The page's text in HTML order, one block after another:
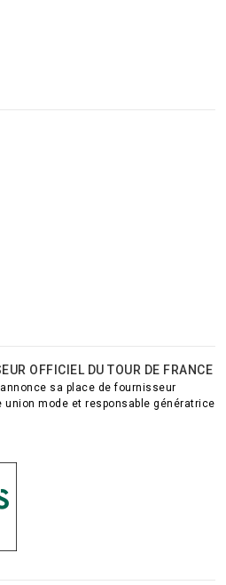
OFFICIEL DU TOUR DE FRANCE
sa place de fournisseur
union mode et responsable génératrice